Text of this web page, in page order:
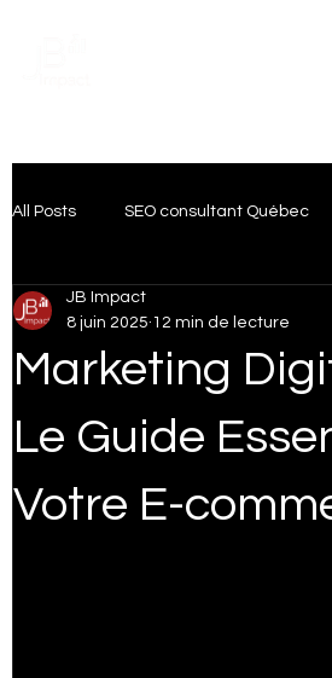
All Posts SEO consultant Québec
Transformation Digitale
SEO Local Québec IA &
Marketing
Le Guide
Votre E-
JB Impact
8 juin 2025 12 min de lecture